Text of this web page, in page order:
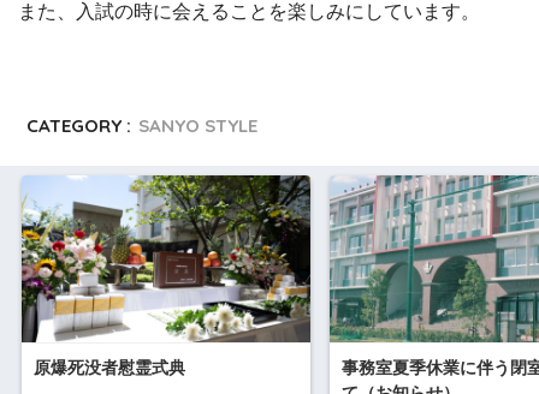
また、入試の時に会えることを楽しみにしています。
CATEGORY : SANYO STYLE
原爆死没者慰霊式典
事務室夏季休業に伴う閉